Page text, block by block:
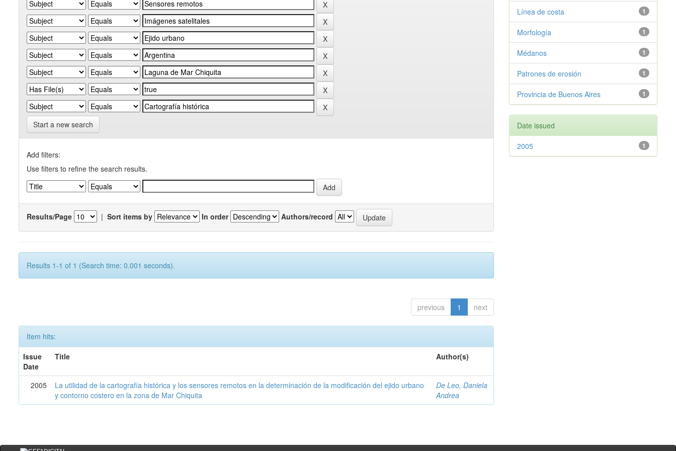
Start a new search
Add filters:
Use filters to refine the search results.
Results/Page | Sort items by In order Authors/record
Results 1-1 of 1 (Search time: 0.001 seconds).
previous 1 next
Item hits:
Issue
Date
Title Author(s)
2005
La utilidad de la cartografía histórica y los sensores remotos en la determinación de la modificación del ejido urbano
y contorno costero en la zona de Mar Chiquita
De Leo, Daniela
Andrea
1
Línea de costa
1
Morfología
1
Médanos
1
Patrones de erosión
1
Provincia de Buenos Aires
Date issued
1
2005